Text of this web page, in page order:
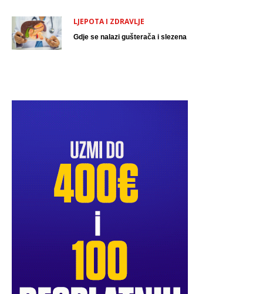
LJEPOTA I ZDRAVLJE
Gdje se nalazi gušterača i slezena